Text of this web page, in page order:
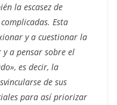
la escasez de
Esta
y a cuestionar la
y a pensar sobre el
es decir, la
de sus
para así priorizar